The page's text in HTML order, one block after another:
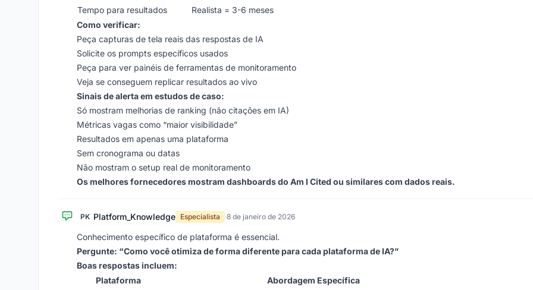
Tempo para resultados
Realista = 3-6 meses
Como verificar:
Peça capturas de tela reais das respostas de IA
Solicite os prompts específicos usados
Peça para ver painéis de ferramentas de monitoramento
Veja se conseguem replicar resultados ao vivo
Sinais de alerta em estudos de caso:
Só mostram melhorias de ranking (não citações em IA)
Métricas vagas como “maior visibilidade”
Resultados em apenas uma plataforma
Sem cronograma ou datas
Não mostram o setup real de monitoramento
Os melhores fornecedores mostram dashboards do Am I Cited ou similares com dados reais.
PK Platform_Knowledge Especialista ·8 de janeiro de 2026
Conhecimento específico de plataforma é essencial.
Pergunte: “Como você otimiza de forma diferente para cada plataforma de IA?”
Boas respostas incluem:
Plataforma
Abordagem Específica